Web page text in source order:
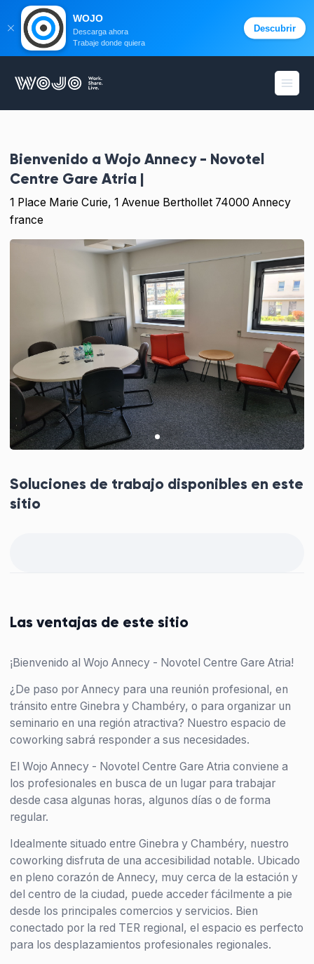
WOJO
Bienvenido aWojo Annecy - Novotel
Centre Gare Atria |
1 Place Marie Curie, 1 Avenue Berthollet 74000 Annecy
france
Soluciones de trabajo disponibles en este
sitio
Las ventajas de este sitio
¡Bienvenido al Wojo Annecy - Novotel Centre Gare Atria!
¿De paso por Annecy para una reunión profesional, en
tránsito entre Ginebra y Chambéry, o para organizar un
seminario en una región atractiva? Nuestro espacio de
coworking sabrá responder a sus necesidades.
El Wojo Annecy - Novotel Centre Gare Atria conviene a
los profesionales en busca de un lugar para trabajar
desde casa algunas horas, algunos días o de forma
regular.
Idealmente situado entre Ginebra y Chambéry, nuestro
coworking disfruta de una accesibilidad notable. Ubicado
en pleno corazón de Annecy, muy cerca de la estación y
del centro de la ciudad, puede acceder fácilmente a pie
desde los principales comercios y servicios. Bien
conectado por la red TER regional, el espacio es perfecto
para los desplazamientos profesionales regionales.
WOJO
Descarga ahora
Trabaje donde quiera
Descubrir